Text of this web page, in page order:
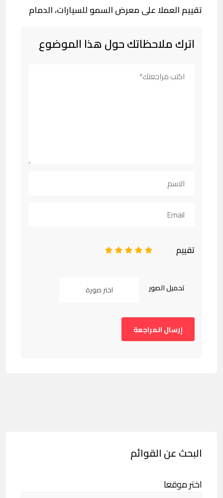
تقييم العملا على معرض السمو للسيارات، الدمام
اترك ملاحظاتك حول هذا الموضوع
تقييم 5
4
3
2
تحميل الصور اختر صورة
البحث عن القوائم
اختر موقعا